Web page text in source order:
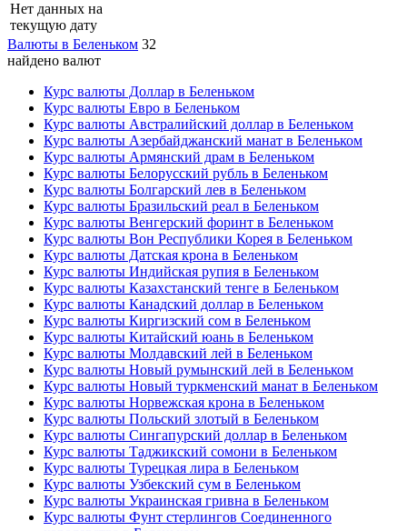
Нет данных на
текущую дату
Валюты в Беленьком 32
найдено валют
Курс валюты Доллар в Беленьком
Курс валюты Евро в Беленьком
Курс валюты Австралийский доллар в Беленьком
Курс валюты Азербайджанский манат в Беленьком
Курс валюты Армянский драм в Беленьком
Курс валюты Белорусский рубль в Беленьком
Курс валюты Болгарский лев в Беленьком
Курс валюты Бразильский реал в Беленьком
Курс валюты Венгерский форинт в Беленьком
Курс валюты Вон Республики Корея в Беленьком
Курс валюты Датская крона в Беленьком
Курс валюты Индийская рупия в Беленьком
Курс валюты Казахстанский тенге в Беленьком
Курс валюты Канадский доллар в Беленьком
Курс валюты Киргизский сом в Беленьком
Курс валюты Китайский юань в Беленьком
Курс валюты Молдавский лей в Беленьком
Курс валюты Новый румынский лей в Беленьком
Курс валюты Новый туркменский манат в Беленьком
Курс валюты Норвежская крона в Беленьком
Курс валюты Польский злотый в Беленьком
Курс валюты Сингапурский доллар в Беленьком
Курс валюты Таджикский сомони в Беленьком
Курс валюты Турецкая лира в Беленьком
Курс валюты Узбекский сум в Беленьком
Курс валюты Украинская гривна в Беленьком
Курс валюты Фунт стерлингов Соединенного